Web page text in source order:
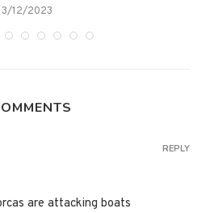
12/2023
are attacking boats
REPLY